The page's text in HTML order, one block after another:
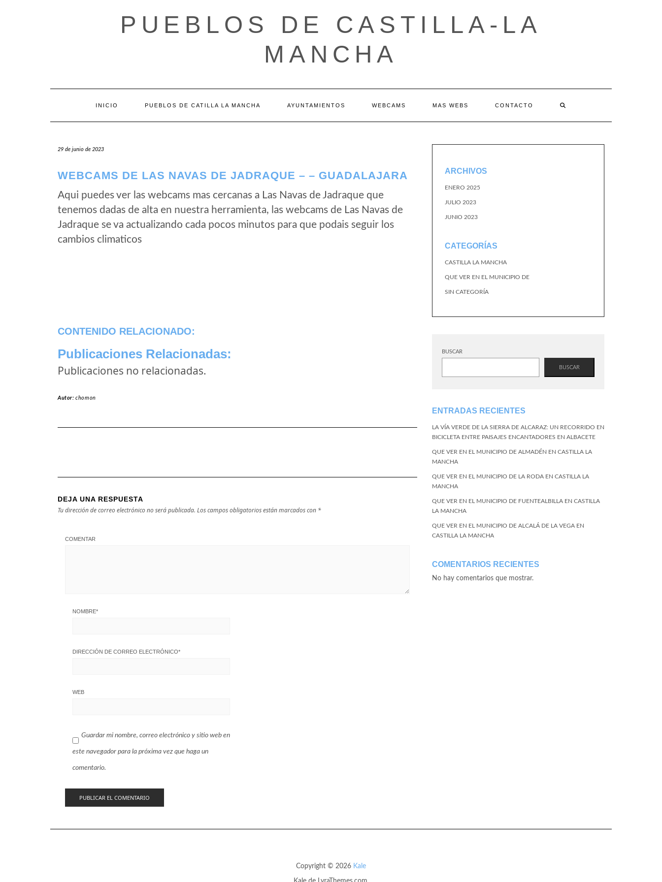
PUEBLOS DE CASTILLA-LA
MANCHA
INICIO PUEBLOS DE CATILLA LA MANCHA AYUNTAMIENTOS WEBCAMS MAS WEBS CONTACTO
29 de junio de 2023
WEBCAMS DE LAS NAVAS DE JADRAQUE – – GUADALAJARA
Aqui puedes ver las webcams mas cercanas a Las Navas de Jadraque que
tenemos dadas de alta en nuestra herramienta, las webcams de Las Navas de
Jadraque se va actualizando cada pocos minutos para que podais seguir los
cambios climaticos
CONTENIDO RELACIONADO:
Publicaciones Relacionadas:
Publicaciones no relacionadas.
Autor:chomon
DEJA UNA RESPUESTA
Tu dirección de correo electrónico no será publicada. Los campos obligatorios están marcados con *
COMENTAR
NOMBRE*
DIRECCIÓN DE CORREO ELECTRÓNICO*
WEB
Guardar mi nombre, correo electrónico y sitio web en
este navegador para la próxima vez que haga un
comentario.
ARCHIVOS
ENERO 2025
JULIO 2023
JUNIO 2023
CATEGORÍAS
CASTILLA LA MANCHA
QUE VER EN EL MUNICIPIO DE
SIN CATEGORÍA
BUSCAR
BUSCAR
ENTRADAS RECIENTES
LA VÍA VERDE DE LA SIERRA DE ALCARAZ: UN RECORRIDO EN
BICICLETA ENTRE PAISAJES ENCANTADORES EN ALBACETE
QUE VER EN EL MUNICIPIO DE ALMADÉN EN CASTILLA LA
MANCHA
QUE VER EN EL MUNICIPIO DE LA RODA EN CASTILLA LA
MANCHA
QUE VER EN EL MUNICIPIO DE FUENTEALBILLA EN CASTILLA
LA MANCHA
QUE VER EN EL MUNICIPIO DE ALCALÁ DE LA VEGA EN
CASTILLA LA MANCHA
COMENTARIOS RECIENTES
No hay comentarios que mostrar.
Copyright © 2026 Kale